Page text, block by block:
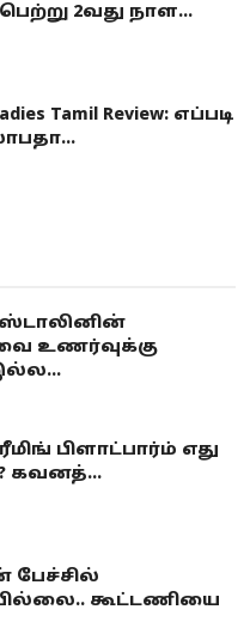
2வது நாள...
Tamil Review: எப்படி
உணர்வுக்கு
பிளாட்பார்ம் எது
கவனத்...
பேச்சில்
கூட்டணியை